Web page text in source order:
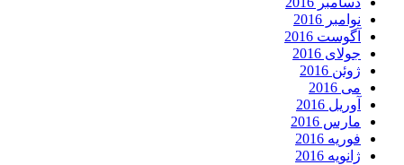
نوامبر 2016
آگوست 2016
جولای 2016
ژوئن 2016
می 2016
آوریل 2016
مارس 2016
فوریه 2016
ژانویه 2016